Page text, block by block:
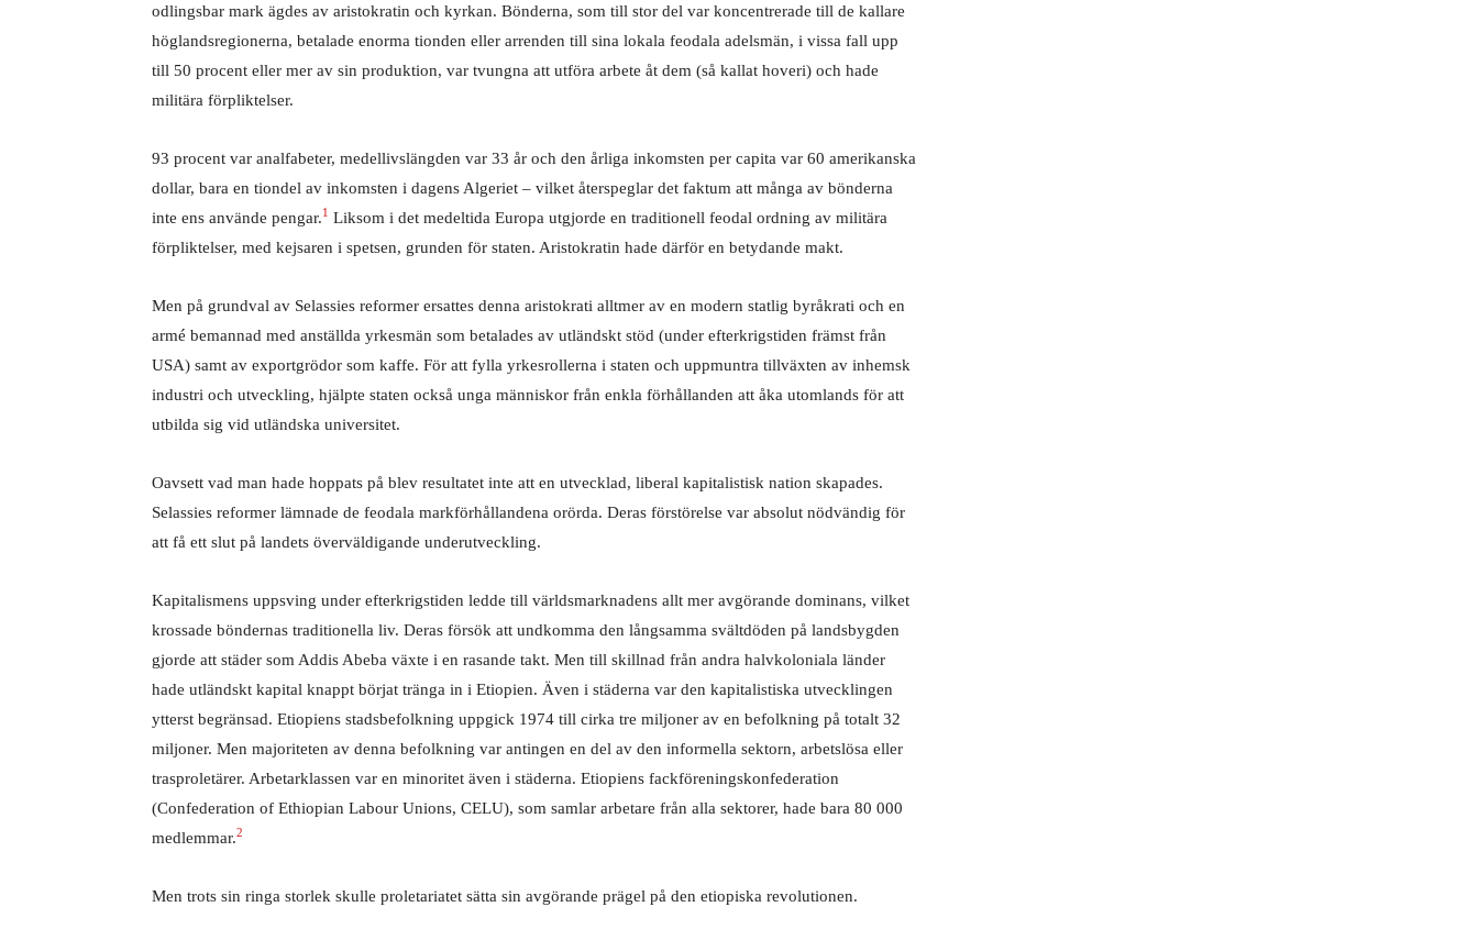
odlingsbar mark ägdes av aristokratin och kyrkan. Bönderna, som till stor del var koncentrerade till de kallare
höglandsregionerna, betalade enorma tionden eller arrenden till sina lokala feodala adelsmän, i vissa fall upp
till 50 procent eller mer av sin produktion, var tvungna att utföra arbete åt dem (så kallat hoveri) och hade
militära förpliktelser.
93 procent var analfabeter, medellivslängden var 33 år och den årliga inkomsten per capita var 60 amerikanska
dollar, bara en tiondel av inkomsten i dagens Algeriet – vilket återspeglar det faktum att många av bönderna
inte ens använde pengar.1 Liksom i det medeltida Europa utgjorde en traditionell feodal ordning av militära
förpliktelser, med kejsaren i spetsen, grunden för staten. Aristokratin hade därför en betydande makt.
Men på grundval av Selassies reformer ersattes denna aristokrati alltmer av en modern statlig byråkrati och en
armé bemannad med anställda yrkesmän som betalades av utländskt stöd (under efterkrigstiden främst från
USA) samt av exportgrödor som kaffe. För att fylla yrkesrollerna i staten och uppmuntra tillväxten av inhemsk
industri och utveckling, hjälpte staten också unga människor från enkla förhållanden att åka utomlands för att
utbilda sig vid utländska universitet.
Oavsett vad man hade hoppats på blev resultatet inte att en utvecklad, liberal kapitalistisk nation skapades.
Selassies reformer lämnade de feodala markförhållandena orörda. Deras förstörelse var absolut nödvändig för
att få ett slut på landets överväldigande underutveckling.
Kapitalismens uppsving under efterkrigstiden ledde till världsmarknadens allt mer avgörande dominans, vilket
krossade böndernas traditionella liv. Deras försök att undkomma den långsamma svältdöden på landsbygden
gjorde att städer som Addis Abeba växte i en rasande takt. Men till skillnad från andra halvkoloniala länder
hade utländskt kapital knappt börjat tränga in i Etiopien. Även i städerna var den kapitalistiska utvecklingen
ytterst begränsad. Etiopiens stadsbefolkning uppgick 1974 till cirka tre miljoner av en befolkning på totalt 32
miljoner. Men majoriteten av denna befolkning var antingen en del av den informella sektorn, arbetslösa eller
trasproletärer. Arbetarklassen var en minoritet även i städerna. Etiopiens fackföreningskonfederation
(Confederation of Ethiopian Labour Unions, CELU), som samlar arbetare från alla sektorer, hade bara 80 000
medlemmar.2
Men trots sin ringa storlek skulle proletariatet sätta sin avgörande prägel på den etiopiska revolutionen.